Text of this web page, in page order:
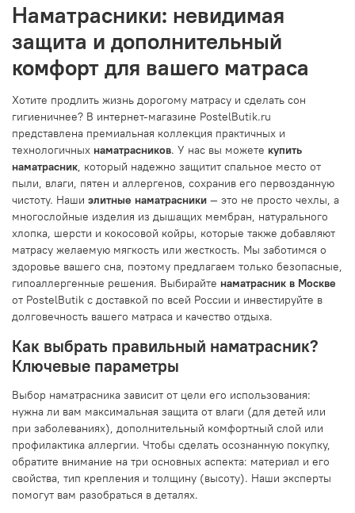
Наматрасники: невидимая
защита и дополнительный
комфорт для вашего матраса
Хотите продлить жизнь дорогому матрасу и сделать сон
гигиеничнее? В интернет-магазине PostelButik.ru
представлена премиальная коллекция практичных и
технологичных наматрасников. У нас вы можете купить
наматрасник, который надежно защитит спальное место от
пыли, влаги, пятен и аллергенов, сохранив его первозданную
чистоту. Наши элитные наматрасники — это не просто чехлы, а
многослойные изделия из дышащих мембран, натурального
хлопка, шерсти и кокосовой койры, которые также добавляют
матрасу желаемую мягкость или жесткость. Мы заботимся о
здоровье вашего сна, поэтому предлагаем только безопасные,
гипоаллергенные решения. Выбирайте наматрасник в Москве
от PostelButik с доставкой по всей России и инвестируйте в
долговечность вашего матраса и качество отдыха.
Как выбрать правильный наматрасник?
Ключевые параметры
Выбор наматрасника зависит от цели его использования:
нужна ли вам максимальная защита от влаги (для детей или
при заболеваниях), дополнительный комфортный слой или
профилактика аллергии. Чтобы сделать осознанную покупку,
обратите внимание на три основных аспекта: материал и его
свойства, тип крепления и толщину (высоту). Наши эксперты
помогут вам разобраться в деталях.